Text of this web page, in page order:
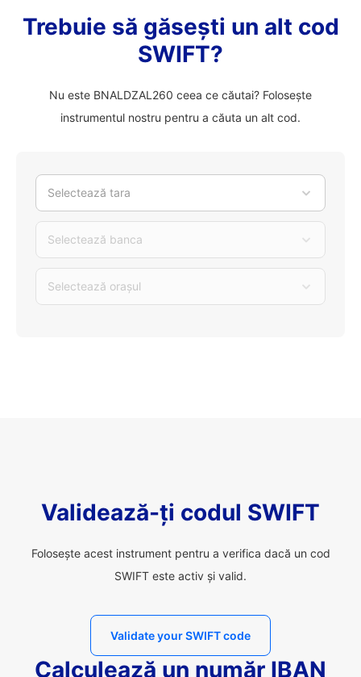
Trebuie să găsești un alt cod
SWIFT?
Nu este BNALDZAL260 ceea ce căutai? Folosește
instrumentul nostru pentru a căuta un alt cod.
Selectează tara
Selectează banca
Selectează orașul
Validează-ți codul SWIFT
Folosește acest instrument pentru a verifica dacă un cod
SWIFT este activ și valid.
Validate your SWIFT code
Calculează un număr IBAN